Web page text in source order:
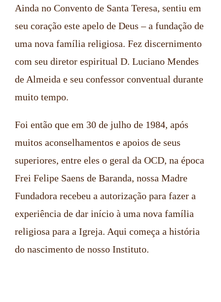
Ainda no Convento de Santa Teresa, sentiu em
seu coração este apelo de Deus – a fundação de
uma nova família religiosa. Fez discernimento
com seu diretor espiritual D. Luciano Mendes
de Almeida e seu confessor conventual durante
muito tempo.
Foi então que em 30 de julho de 1984, após
muitos aconselhamentos e apoios de seus
superiores, entre eles o geral da OCD, na época
Frei Felipe Saens de Baranda, nossa Madre
Fundadora recebeu a autorização para fazer a
experiência de dar início à uma nova família
religiosa para a Igreja. Aqui começa a história
do nascimento de nosso Instituto.